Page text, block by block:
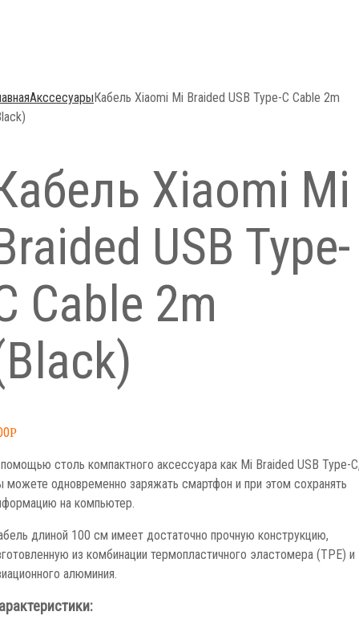
АкссесуарыКабель Xiaomi Mi Braided USB Type-C Cable 2m
Xiaomi Mi
USB Type-
Cable 2m
Р
столь компактного аксессуара как Mi Braided USB Type-
можете одновременно заряжать смартфон и при этом сохранять
на компьютер.
длиной 100 см имеет достаточно прочную конструкцию,
из комбинации термопластичного эластомера (TPE) и
алюминия.